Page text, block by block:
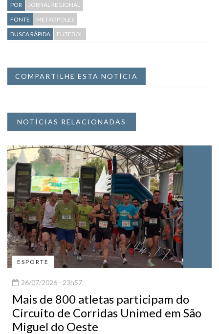
POR
JORNAL REGIONAL
FONTE
METROPOLES
BUSCA RÁPIDA
FUTEBOL
COMPARTILHE ESTA NOTÍCIA
NOTÍCIAS RELACIONADAS
ESPORTE
26/07/2026 - 23h57
Mais de 800 atletas participam do
Circuito de Corridas Unimed em São
Miguel do Oeste